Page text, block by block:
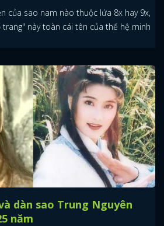
GOOGLE
của sao nam nào thuộc lứa 8x hay 9x,
trang" này toàn cái tên của thế hệ minh
dàn sao Trung Nguyên
năm